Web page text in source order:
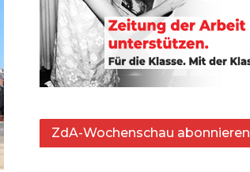
ZdA-Wochenschau abonnieren